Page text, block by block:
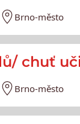
Brno-město
chuť
Brno-město